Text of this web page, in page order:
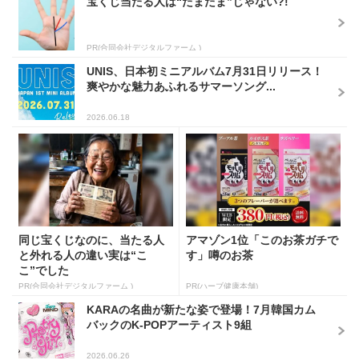
PR(合同会社デジタルファーム )
UNIS、日本初ミニアルバム7月31日リリース！
爽やかな魅力あふれるサマーソング...
2026.06.18
同じ宝くじなのに、当たる人
と外れる人の違い実は“こ
こ”でした
PR(合同会社デジタルファーム )
アマゾン1位「このお茶ガチで
す」噂のお茶
PR(ハーブ健康本舗)
KARAの名曲が新たな姿で登場！7月韓国カム
バックのK-POPアーティスト9組
2026.06.26